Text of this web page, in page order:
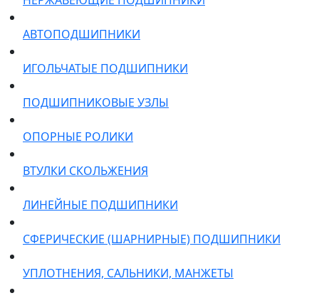
АВТОПОДШИПНИКИ
ИГОЛЬЧАТЫЕ ПОДШИПНИКИ
ПОДШИПНИКОВЫЕ УЗЛЫ
ОПОРНЫЕ РОЛИКИ
ВТУЛКИ СКОЛЬЖЕНИЯ
ЛИНЕЙНЫЕ ПОДШИПНИКИ
СФЕРИЧЕСКИЕ (ШАРНИРНЫЕ) ПОДШИПНИКИ
УПЛОТНЕНИЯ, САЛЬНИКИ, МАНЖЕТЫ